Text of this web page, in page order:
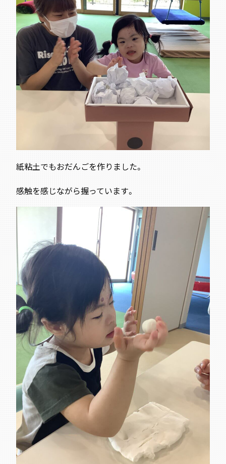
紙粘土でもおだんごを作りました。
感触を感じながら握っています。